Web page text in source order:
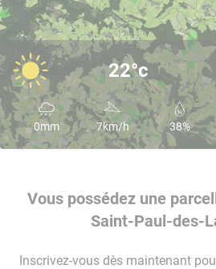
22°c
0mm 7km/h 38%
Vous possédez une
Saint-Paul-des-
Inscrivez-vous dès maintenant